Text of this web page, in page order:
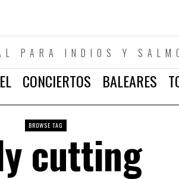
PARA INDIOS Y
CONCIERTOS BALEARES
BROWSE TAG
cutting